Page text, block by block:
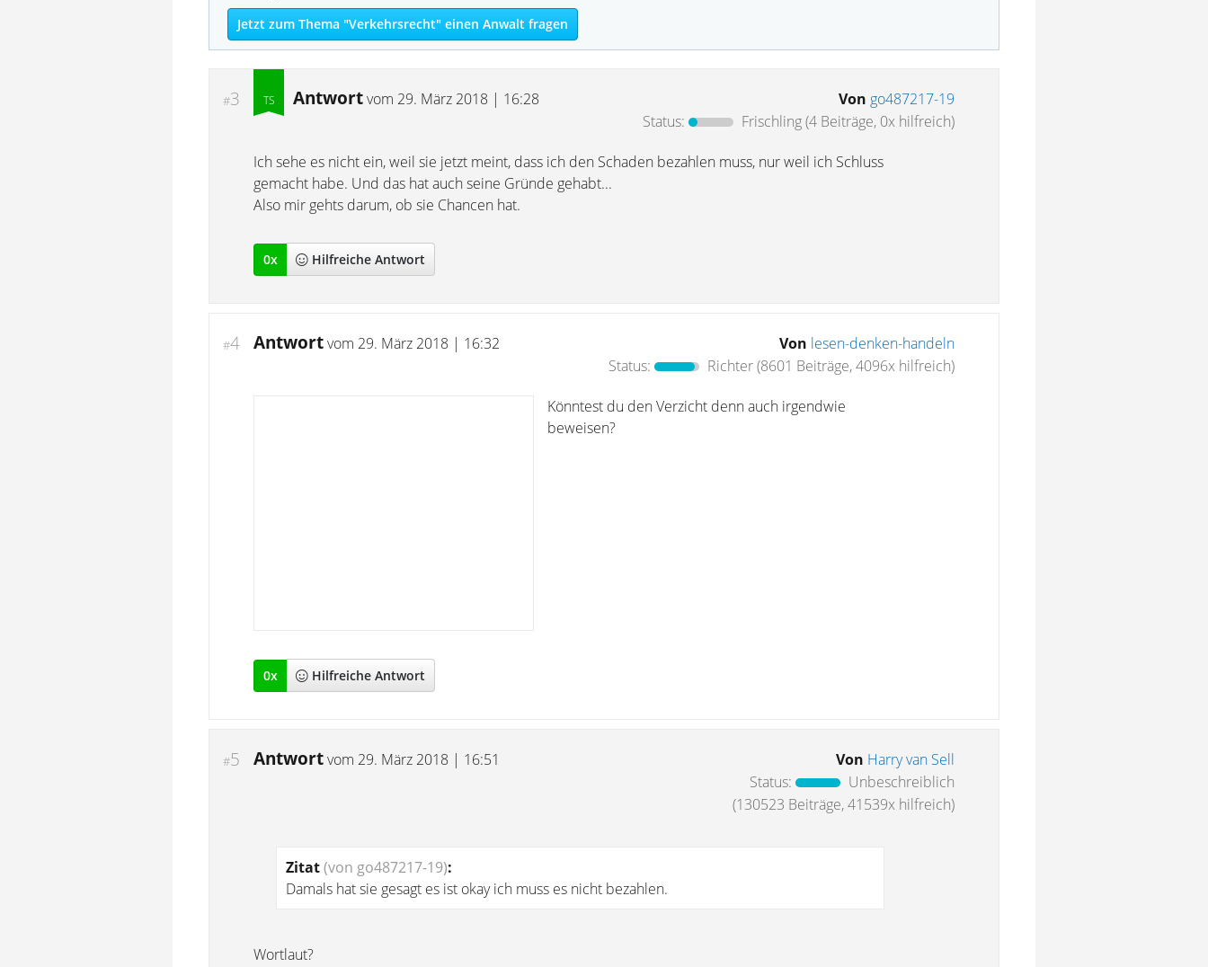
Jetzt zum Thema "Verkehrsrecht" einen Anwalt fragen
#3 Antwortvom 29. März 2018 | 16:28 Von go487217-19
Status:
Frischling(4 Beiträge, 0x hilfreich)
Ich sehe es nicht ein, weil sie jetzt meint, dass ich den Schaden bezahlen muss, nur weil ich Schluss
gemacht habe. Und das hat auch seine Gründe gehabt...
Also mir gehts darum, ob sie Chancen hat.
0x Hilfreiche Antwort
#4 Antwortvom 29. März 2018 | 16:32 Von lesen-denken-handeln
Status:
Richter(8601 Beiträge, 4096x hilfreich)
Könntest du den Verzicht denn auch irgendwie
beweisen?
0x Hilfreiche Antwort
#5 Antwortvom 29. März 2018 | 16:51 Von Harry van Sell
Status:
Unbeschreiblich
(130523 Beiträge, 41539x hilfreich)
Zitat(von go487217-19):
Damals hat sie gesagt es ist okay ich muss es nicht bezahlen.
Wortlaut?